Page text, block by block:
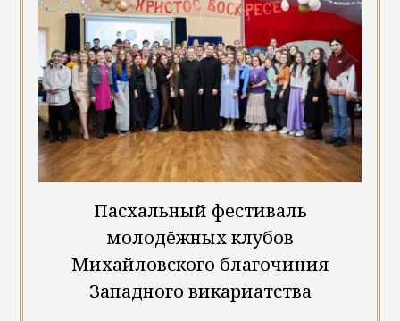
Пасхальный фестиваль
молодёжных клубов
Михайловского благочиния
Западного викариатства